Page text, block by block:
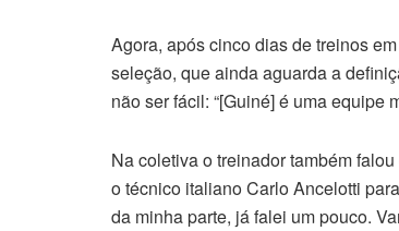
Agora, após cinco dias de treinos
seleção, que ainda aguarda a
não ser fácil: “[Guiné] é uma equipe
Na coletiva o treinador também
o técnico italiano Carlo Ancelotti
da minha parte, já falei um pouco.